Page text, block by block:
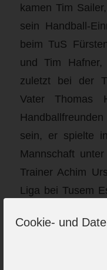
Cookie- und
kamen Tim
sein Handball-
beim TuS
und Tim
zuletzt bei der
Vater Thomas
sein, er spielte
Mannschaft
Trainer Achim
Liga bei Tusem
Abwehr und